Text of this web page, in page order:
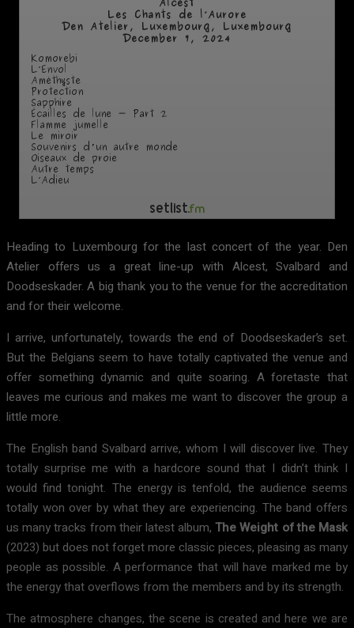
Heading to Luxembourg for the last concert of the year. Den
Atelier offers us a great line-up with Alcest, Svalbard and
Doodseskader. A big thank you to the venue for the accreditation
and for their welcome.
I arrive, unfortunately, towards the end of Doodseskader’s set.
But the Belgians seem to have totally captivated the venue and
offer something dynamic and quite soaring. A foretaste that
leaves me curious and makes me want to discover the group a
little more.
The English band Svalbard arrive, whom I will discover live. They
totally surprise me with a hardcore sound that I didn’t think I
would find tonight. The energy is tenfold, the audience seems
totally won over by what they are experiencing. The band offers
us many tracks from their latest album,The Weight of the Mask
(2023) but does not forget more classic pieces, pleasing as many
people as possible. A performance that will have marked me by
the energy that overflows from the members and by its strength.
The atmosphere changes, the scene is created and here we are